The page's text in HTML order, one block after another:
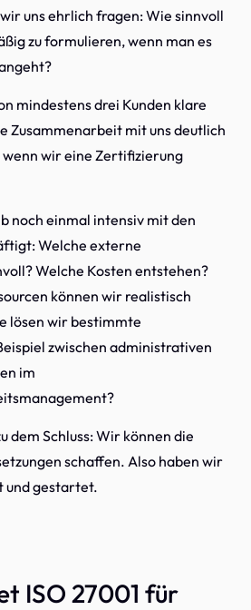
uns ehrlich fragen: Wie sinnvoll
zu formulieren, wenn man es
mindestens drei Kunden klare
Zusammenarbeit mit uns deutlich
wir eine Zertifizierung
noch einmal intensiv mit den
Welche externe
Welche Kosten entstehen?
können wir realistisch
lösen wir bestimmte
zwischen administrativen
im
dem Schluss: Wir können die
schaffen. Also haben wir
und gestartet.
ISO 27001 für